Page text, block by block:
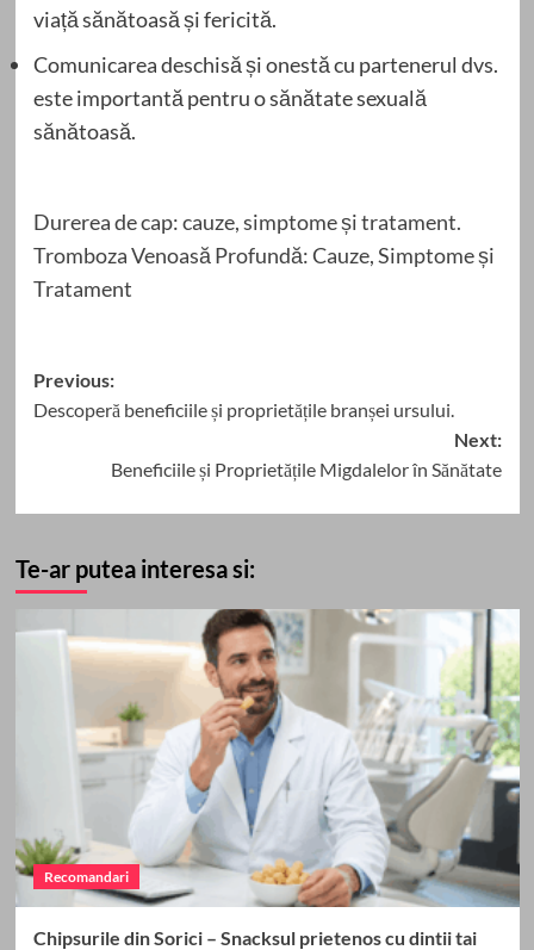
viață sănătoasă și fericită.
Comunicarea deschisă și onestă cu partenerul dvs.
este importantă pentru o sănătate sexuală
sănătoasă.
Durerea de cap: cauze, simptome și tratament.
Tromboza Venoasă Profundă: Cauze, Simptome și
Tratament
Post
navigation
Previous:
Descoperă beneficiile și proprietățile branșei ursului.
Next:
Beneficiile și Proprietățile Migdalelor în Sănătate
Te-ar putea interesa si:
Recomandari
Chipsurile din Sorici – Snacksul prietenos cu dintii tai